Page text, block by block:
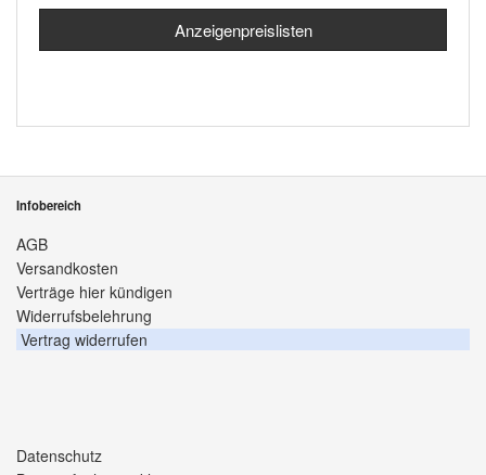
Anzeigenpreislisten
Infobereich
AGB
Versandkosten
Verträge hier kündigen
Widerrufsbelehrung
Vertrag widerrufen
Datenschutz